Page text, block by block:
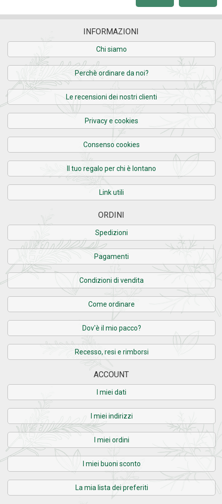
INFORMAZIONI
Chi siamo
Perchè ordinare da noi?
Le recensioni dei nostri clienti
Privacy e cookies
Consenso cookies
Il tuo regalo per chi è lontano
Link utili
ORDINI
Spedizioni
Pagamenti
Condizioni di vendita
Come ordinare
Dov'è il mio pacco?
Recesso, resi e rimborsi
ACCOUNT
I miei dati
I miei indirizzi
I miei ordini
I miei buoni sconto
La mia lista dei preferiti